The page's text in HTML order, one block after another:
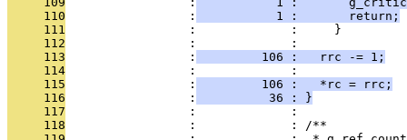
     110
                 :
           1 :       return;
     111
                 :             :     }
     112
                 :             :
     113
                 :
         106 :   rrc -= 1;
     114
                 :             :
     115
                 :
         106 :   *rc = rrc;
     116
                 :
          36 : }
     117
                 :             :
     118
                 :             : /**